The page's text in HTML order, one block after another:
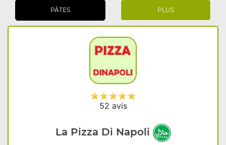
PÂTES PLUS
52 avis
La Pizza Di Napoli